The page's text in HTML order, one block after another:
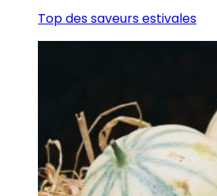
Top des saveurs estivales